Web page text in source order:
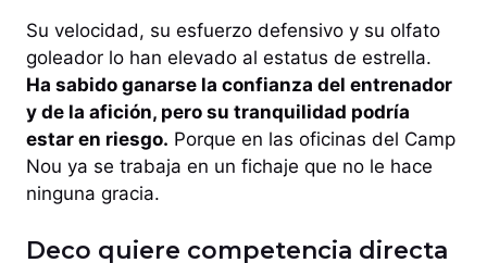
Su velocidad, su esfuerzo defensivo y su olfato
goleador lo han elevado al estatus de estrella.
Ha sabido ganarse la confianza del entrenador
y de la afición, pero su tranquilidad podría
estar en riesgo. Porque en las oficinas del Camp
Nou ya se trabaja en un fichaje que no le hace
ninguna gracia.
Deco quiere competencia directa